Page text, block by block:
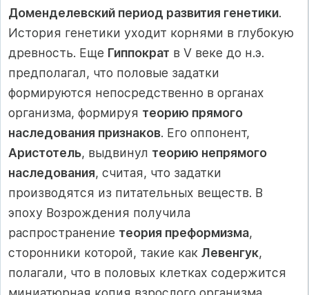
Доменделевский период развития генетики.
История генетики уходит корнями в глубокую
древность. Еще Гиппократ в V веке до н.э.
предполагал, что половые задатки
формируются непосредственно в органах
организма, формируя теорию прямого
наследования признаков. Его оппонент,
Аристотель, выдвинул теорию непрямого
наследования, считая, что задатки
производятся из питательных веществ. В
эпоху Возрождения получила
распространение теория преформизма,
сторонники которой, такие как Левенгук,
полагали, что в половых клетках содержится